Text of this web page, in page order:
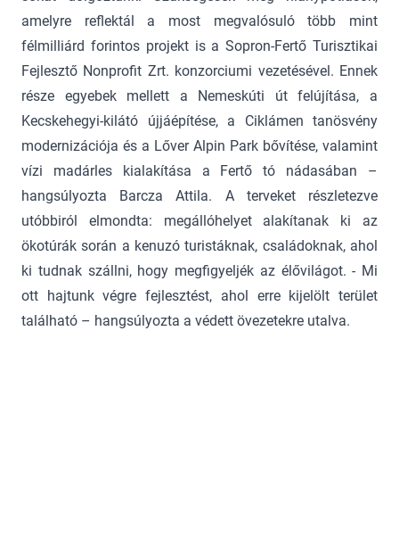
amelyre reflektál a most megvalósuló több mint
félmilliárd forintos projekt is a Sopron-Fertő Turisztikai
Fejlesztő Nonprofit Zrt. konzorciumi vezetésével. Ennek
része egyebek mellett a Nemeskúti út felújítása, a
Kecskehegyi-kilátó újjáépítése, a Ciklámen tanösvény
modernizációja és a Lőver Alpin Park bővítése, valamint
vízi madárles kialakítása a Fertő tó nádasában –
hangsúlyozta Barcza Attila. A terveket részletezve
utóbbiról elmondta: megállóhelyet alakítanak ki az
ökotúrák során a kenuzó turistáknak, családoknak, ahol
ki tudnak szállni, hogy megfigyeljék az élővilágot. - Mi
ott hajtunk végre fejlesztést, ahol erre kijelölt terület
található – hangsúlyozta a védett övezetekre utalva.